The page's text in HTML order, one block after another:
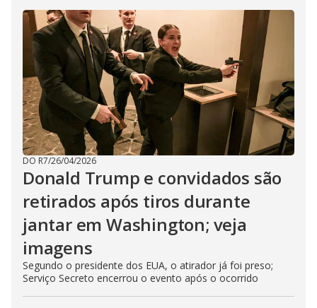
DO R7/26/04/2026
Donald Trump e convidados são
retirados após tiros durante
jantar em Washington; veja
imagens
Segundo o presidente dos EUA, o atirador já foi preso;
Serviço Secreto encerrou o evento após o ocorrido